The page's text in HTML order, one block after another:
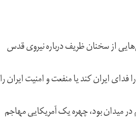
از سخنان ظریف درباره نیروی قدس
ایران کند یا منفعت و امنیت ایران را
میدان بود، چهره یک آمریکایی مهاجم